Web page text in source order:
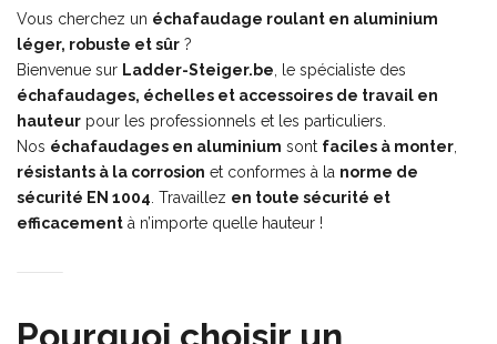
Vous cherchez un échafaudage roulant en aluminium
léger, robuste et sûr ?
Bienvenue sur Ladder-Steiger.be , le spécialiste des
échafaudages, échelles et accessoires de travail en
hauteur pour les professionnels et les particuliers.
Nos échafaudages en aluminium sont faciles à monter
résistants à la corrosion et conformes à la norme de
sécurité EN 1004 . Travaillez en toute sécurité et
efficacement à n’importe quelle hauteur !